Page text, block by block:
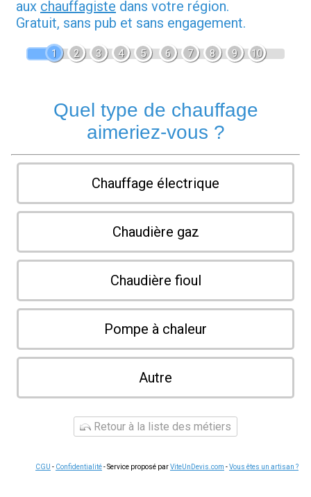
aux chauffagiste dans votre région.
Gratuit, sans pub et sans engagement.
1 2 3 4 5 6 7 8 9 10
Quel type de chauffage
aimeriez-vous ?
Chauffage électrique
Chaudière gaz
Chaudière fioul
Pompe à chaleur
Autre
Retour à la liste des métiers
CGU - Confidentialité- Service proposé parViteUnDevis.com -Vous êtes un artisan ?